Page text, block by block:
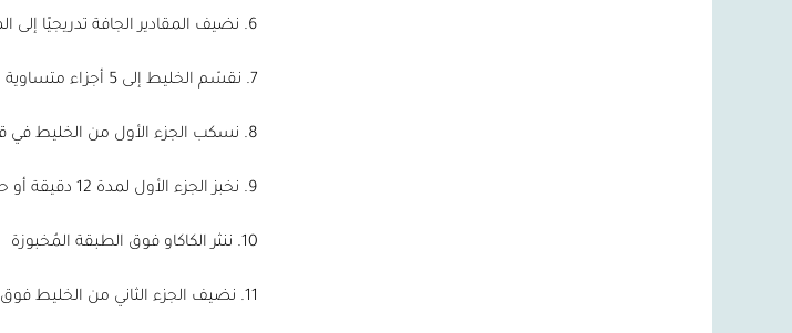
6. نضيف المقادير الجافة تدريجيًا إلى المكونات الرطبة ونخلط حتى تتجانس المكونات تمامًا
7. نقسّم الخليط إلى 5 أجزاء متساوية
8. نسكب الجزء الأول من الخليط في قالب الكيك المُجهز
9. نخبز الجزء الأول لمدة 12 دقيقة أو حتى تخرج السكينة نظيفة عند إدخالها في المنتصف
10. ننثر الكاكاو فوق الطبقة المُخبوزة
11. نضيف الجزء الثاني من الخليط فوق الطبقة الأولى المُخبوزة